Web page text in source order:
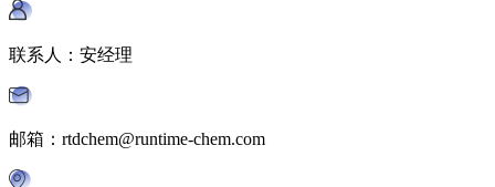
联系人：安经理
邮箱：rtdchem@runtime-chem.com